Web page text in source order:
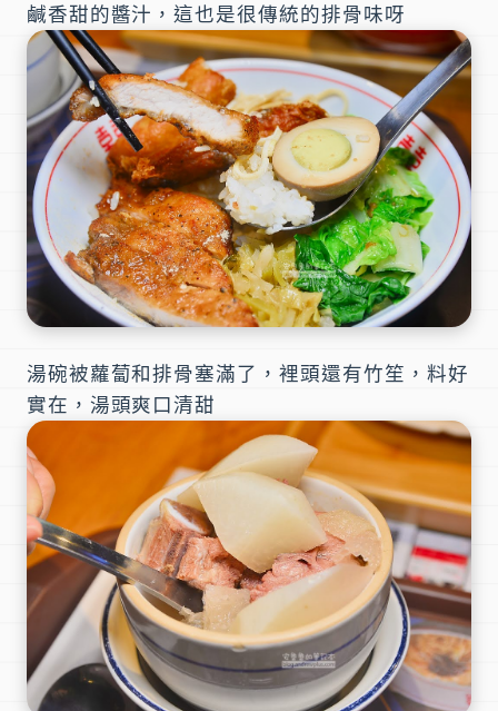
鹹香甜的醬汁，這也是很傳統的排骨味呀
湯碗被蘿蔔和排骨塞滿了，裡頭還有竹笙，料好
實在，湯頭爽口清甜